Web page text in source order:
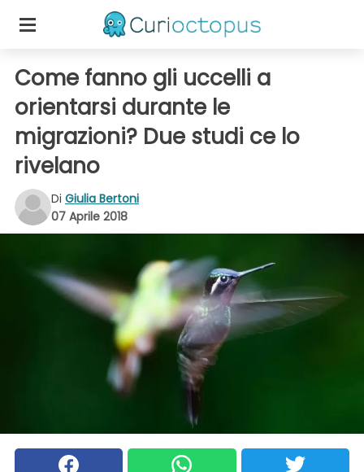
Come fanno gli uccelli a
orientarsi durante le
migrazioni? Due studi ce lo
rivelano
Di Giulia Bertoni
07 Aprile 2018